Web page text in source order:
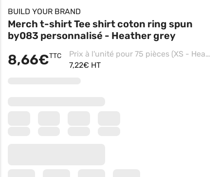
BUILD YOUR BRAND
Merch t-shirt Tee shirt coton ring spun
by083 personnalisé - Heather grey
8,66€TTC
Prix à l'unité pour 75 pièces (XS - Heather Grey, Impression coeur)
7,22€ HT